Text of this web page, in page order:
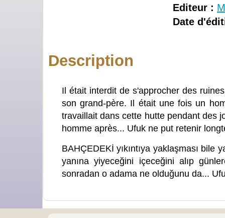
Editeur :
Date
Description
Il était interdit de s'approcher des
son grand-père. Il était une fois un
travaillait dans cette hutte pendant des
homme après... Ufuk ne put retenir
BAHÇEDEKİ yıkıntıya yaklaşması bile
yanına yiyeceğini içeceğini alıp
sonradan o adama ne olduğunu da...